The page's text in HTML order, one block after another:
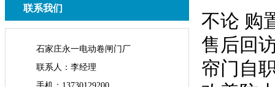
联系我们
石家庄永一电动卷闸门厂
联系人：李经理
不论 购
售后回
帘门自